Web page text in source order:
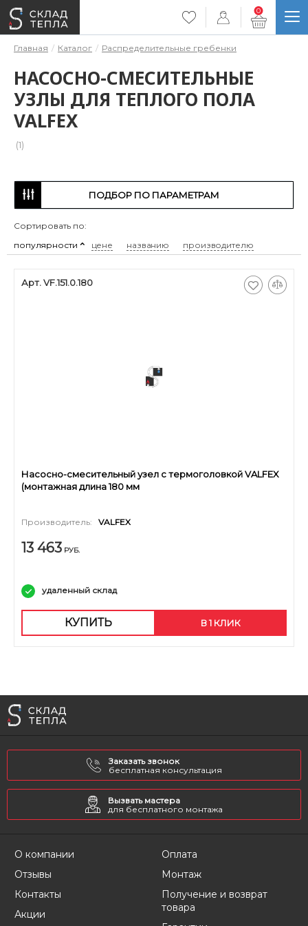
0
Главная Каталог Распределительные гребенки
НАСОСНО-СМЕСИТЕЛЬНЫЕ
УЗЛЫ ДЛЯ ТЕПЛОГО ПОЛА
VALFEX
(1)
ПОДБОР ПО ПАРАМЕТРАМ
Сортировать по:
популярности
цене названию производителю
Арт. VF.151.0.180
Насосно-смесительный узел с термоголовкой VALFEX
(монтажная длина 180 мм
Производитель: VALFEX
13 463 РУБ.
удаленный склад
КУПИТЬ В 1 КЛИК
Заказать звонок
бесплатная консультация
Вызвать мастера
для бесплатного монтажа
О компании
Отзывы
Контакты
Акции
Оплата
Монтаж
Получение и возврат
товара